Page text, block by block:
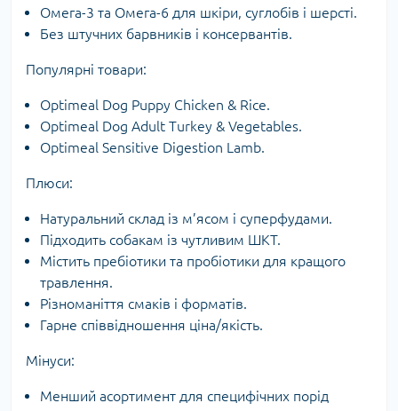
Омега-3 та Омега-6 для шкіри, суглобів і шерсті.
Без штучних барвників і консервантів.
Популярні товари:
Optimeal Dog Puppy Chicken & Rice.
Optimeal Dog Adult Turkey & Vegetables.
Optimeal Sensitive Digestion Lamb.
Плюси:
Натуральний склад із м’ясом і суперфудами.
Підходить собакам із чутливим ШКТ.
Містить пребіотики та пробіотики для кращого
травлення.
Різноманіття смаків і форматів.
Гарне співвідношення ціна/якість.
Мінуси:
Менший асортимент для специфічних порід